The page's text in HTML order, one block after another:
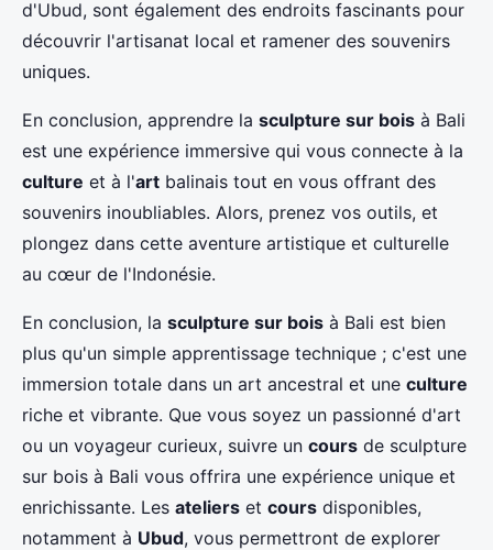
d'Ubud, sont également des endroits fascinants pour
découvrir l'artisanat local et ramener des souvenirs
uniques.
En conclusion, apprendre la sculpture sur bois à Bali
est une expérience immersive qui vous connecte à la
culture et à l'art balinais tout en vous offrant des
souvenirs inoubliables. Alors, prenez vos outils, et
plongez dans cette aventure artistique et culturelle
au cœur de l'Indonésie.
En conclusion, la sculpture sur bois à Bali est bien
plus qu'un simple apprentissage technique ; c'est une
immersion totale dans un art ancestral et une culture
riche et vibrante. Que vous soyez un passionné d'art
ou un voyageur curieux, suivre un cours de sculpture
sur bois à Bali vous offrira une expérience unique et
enrichissante. Les ateliers et cours disponibles,
notamment à Ubud, vous permettront de explorer